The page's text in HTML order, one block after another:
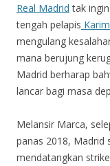
Real Madrid tak
tengah pelapis
mengulang
mana berujung
Madrid berharap
lancar bagi masa
Melansir Marca,
panas 2018, Madrid
mendatangkan